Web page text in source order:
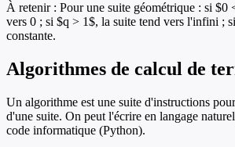
À retenir : Pour une suite géométrique : si $0
vers 0 ; si $q > 1$, la suite tend vers l'infini ;
constante.
Algorithmes de calcul de
Un algorithme est une suite d'instructions
d'une suite. On peut l'écrire en langage
code informatique (Python).